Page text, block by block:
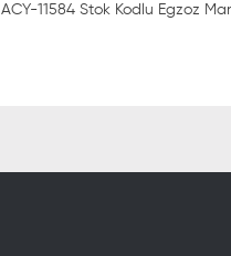
ACY-11584 Stok Kodlu Egzoz